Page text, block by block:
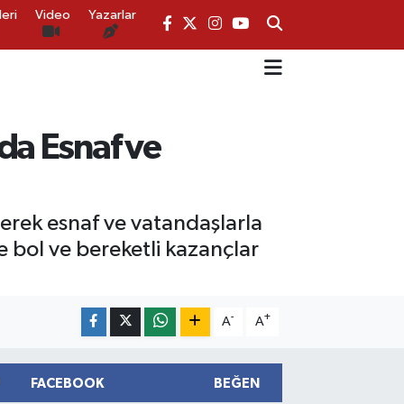
Video Yazarlar
Esnaf ve
esnaf ve vatandaşlarla
bol ve bereketli kazançlar
A- A+
FACEBOOK BEĞEN